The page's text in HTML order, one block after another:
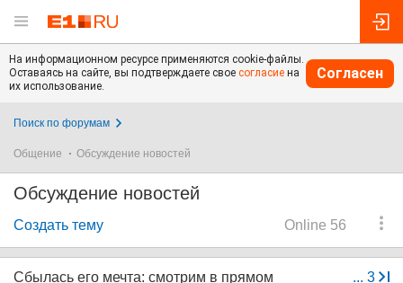
На информационном ресурсе применяются cookie-файлы.
Оставаясь на сайте, вы подтверждаете свое согласие на
их использование.
Согласен
Поиск по форумам
Общение Обсуждение новостей
Обсуждение новостей
Online 56
Создать тему
... 3
Сбылась его мечта: смотрим в прямом